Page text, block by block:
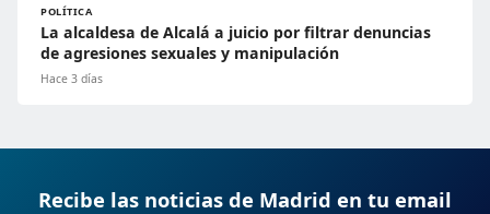
POLÍTICA
La alcaldesa de Alcalá a juicio por filtrar denuncias
de agresiones sexuales y manipulación
Hace 3 días
Recibe las noticias de Madrid en tu email